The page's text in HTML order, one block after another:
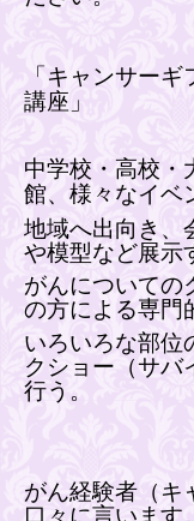
「キャンサー
講座」
中学校・高校・
館、様々なイベ
地域へ出向き、
や模型など展示
がんについての
の方による専門
いろいろな部位
クショー（サバ
行う。
がん経験者（キ
口々に言います。